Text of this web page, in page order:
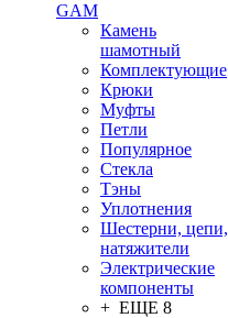
GAM
Камень
шамотный
Комплектующие
Крюки
Муфты
Петли
Популярное
Стекла
Тэны
Уплотнения
Шестерни, цепи,
натяжители
Электрические
компоненты
+ ЕЩЕ 8